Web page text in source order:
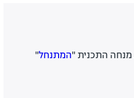
מנחה התכנית "המתנחל"